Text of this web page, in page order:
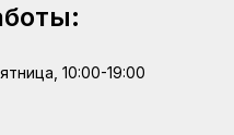
10:00-19:00